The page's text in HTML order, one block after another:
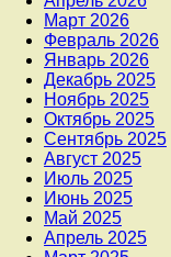
Март 2026
Февраль 2026
Январь 2026
Декабрь 2025
Ноябрь 2025
Октябрь 2025
Сентябрь 2025
Август 2025
Июль 2025
Июнь 2025
Май 2025
Апрель 2025